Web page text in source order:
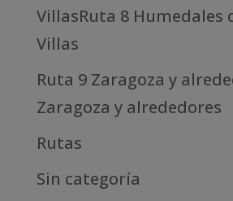
VillasRuta 8 Humedales
Villas
Ruta 9 Zaragoza y
Zaragoza y alrededores
Rutas
Sin categoría